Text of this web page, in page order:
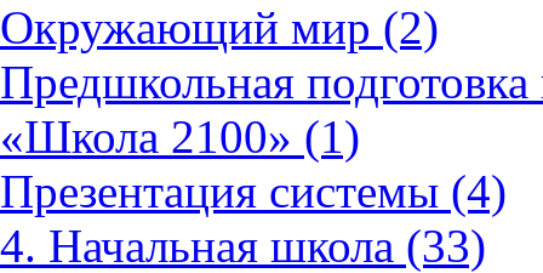
Окружающий мир (2)
Предшкольная
«Школа 2100» (1)
Презентация системы (4)
4. Начальная школа (33)